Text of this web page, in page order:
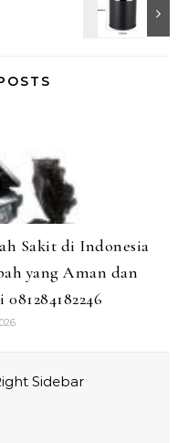
Sakit di Indonesia
yang Aman dan
Sidebar